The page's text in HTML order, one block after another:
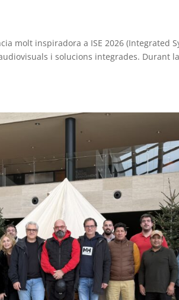
molt inspiradora a ISE 2026 (Integrated
i solucions integrades. Durant